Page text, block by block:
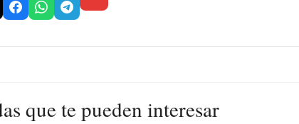
que te pueden interesar